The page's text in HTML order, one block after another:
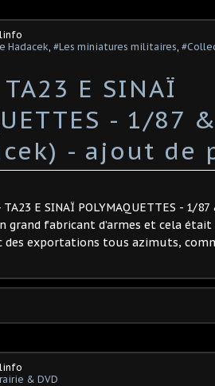
Hadacek, #Les miniatures militaires,
E SINAÏ
- 1/87
​- ajout de
E SINAÏ POLYMAQUETTES - 1/
grand fabricant d’armes et cela
des exportations tous azimuts,
& DVD